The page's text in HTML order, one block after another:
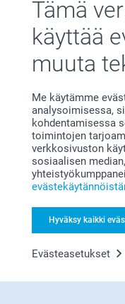
Tämä
käyttää
muuta
Me käytämme
analysoimisessa,
kohdentamisessa
toimintojen
verkkosivuston
sosiaalisen
Hyväksy kaikki
Evästeasetukset
Miksi